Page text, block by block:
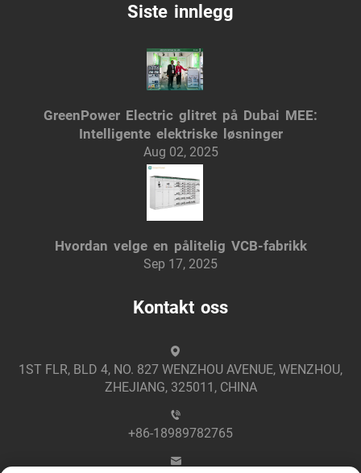
Siste innlegg
GreenPower Electric glitret på Dubai MEE:
Intelligente elektriske løsninger
Aug 02, 2025
Hvordan velge en pålitelig VCB-fabrikk
Sep 17, 2025
Kontakt oss
1ST FLR, BLD 4, NO. 827 WENZHOU AVENUE, WENZHOU,
ZHEJIANG, 325011, CHINA
+86-18989782765